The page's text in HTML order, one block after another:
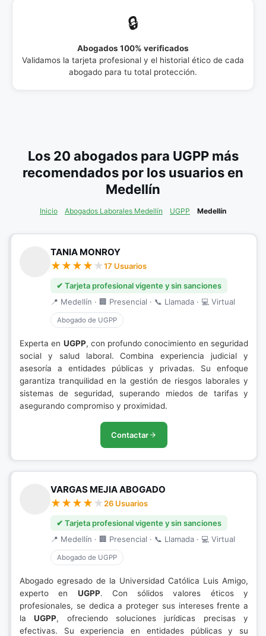
🔒
Abogados 100% verificados
Validamos la tarjeta profesional y el historial ético de cada
abogado para tu total protección.
Los 20 abogados para UGPP más
recomendados por los usuarios en
Medellín
Inicio Abogados Laborales Medellín UGPP Medellín
TANIA MONROY
17 Usuarios
✔ Tarjeta profesional vigente y sin sanciones
📍 Medellín · 🏢 Presencial · 📞 Llamada · 💻 Virtual
Abogado de UGPP
Experta en UGPP, con profundo conocimiento en seguridad
social y salud laboral. Combina experiencia judicial y
asesoría a entidades públicas y privadas. Su enfoque
garantiza tranquilidad en la gestión de riesgos laborales y
sistemas de seguridad, superando miedos de tarifas y
asegurando compromiso y proximidad.
Contactar
VARGAS MEJIA ABOGADO
26 Usuarios
✔ Tarjeta profesional vigente y sin sanciones
📍 Medellín · 🏢 Presencial · 📞 Llamada · 💻 Virtual
Abogado de UGPP
Abogado egresado de la Universidad Católica Luis Amigo,
experto en UGPP. Con sólidos valores éticos y
profesionales, se dedica a proteger sus intereses frente a
laUGPP, ofreciendo soluciones jurídicas precisas y
efectivas. Su experiencia en entidades públicas y su